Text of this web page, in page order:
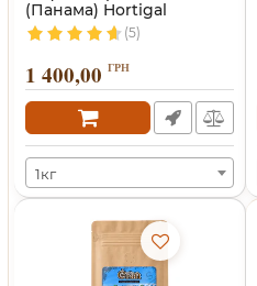
(Панама) Hortigal
(5)
1 400,00 ГРН
1кг